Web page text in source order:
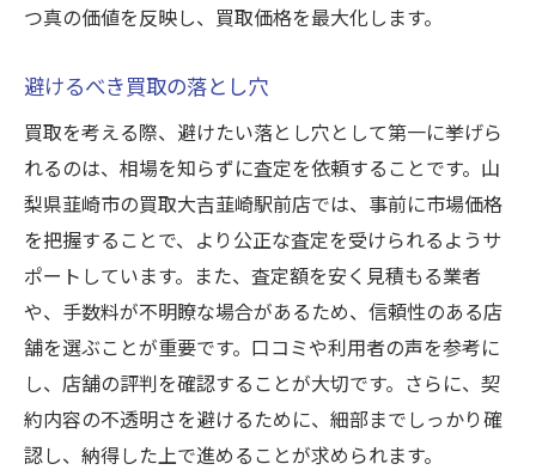
つ真の価値を反映し、買取価格を最大化します。
避けるべき買取の落とし穴
買取を考える際、避けたい落とし穴として第一に挙げら
れるのは、相場を知らずに査定を依頼することです。山
梨県韮崎市の買取大吉韮崎駅前店では、事前に市場価格
を把握することで、より公正な査定を受けられるようサ
ポートしています。また、査定額を安く見積もる業者
や、手数料が不明瞭な場合があるため、信頼性のある店
舗を選ぶことが重要です。口コミや利用者の声を参考に
し、店舗の評判を確認することが大切です。さらに、契
約内容の不透明さを避けるために、細部までしっかり確
認し、納得した上で進めることが求められます。